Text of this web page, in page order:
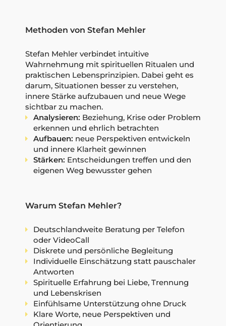
Methoden von Stefan Mehler
Stefan Mehler verbindet intuitive
Wahrnehmung mit spirituellen Ritualen und
praktischen Lebensprinzipien. Dabei geht es
darum, Situationen besser zu verstehen,
innere Stärke aufzubauen und neue Wege
sichtbar zu machen.
Analysieren: Beziehung, Krise oder Problem
erkennen und ehrlich betrachten
Aufbauen: neue Perspektiven entwickeln
und innere Klarheit gewinnen
Stärken: Entscheidungen treffen und den
eigenen Weg bewusster gehen
Warum Stefan Mehler?
Deutschlandweite Beratung per Telefon
oder VideoCall
Diskrete und persönliche Begleitung
Individuelle Einschätzung statt pauschaler
Antworten
Spirituelle Erfahrung bei Liebe, Trennung
und Lebenskrisen
Einfühlsame Unterstützung ohne Druck
Klare Worte, neue Perspektiven und